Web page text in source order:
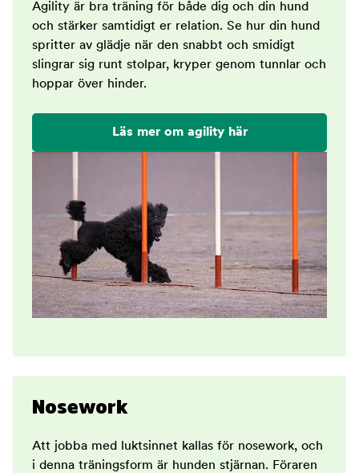
Agility är bra träning för både dig och din hund
och stärker samtidigt er relation. Se hur din hund
spritter av glädje när den snabbt och smidigt
slingrar sig runt stolpar, kryper genom tunnlar och
hoppar över hinder.
Läs mer om agility här
Nosework
Att jobba med luktsinnet kallas för nosework, och
i denna träningsform är hunden stjärnan. Föraren